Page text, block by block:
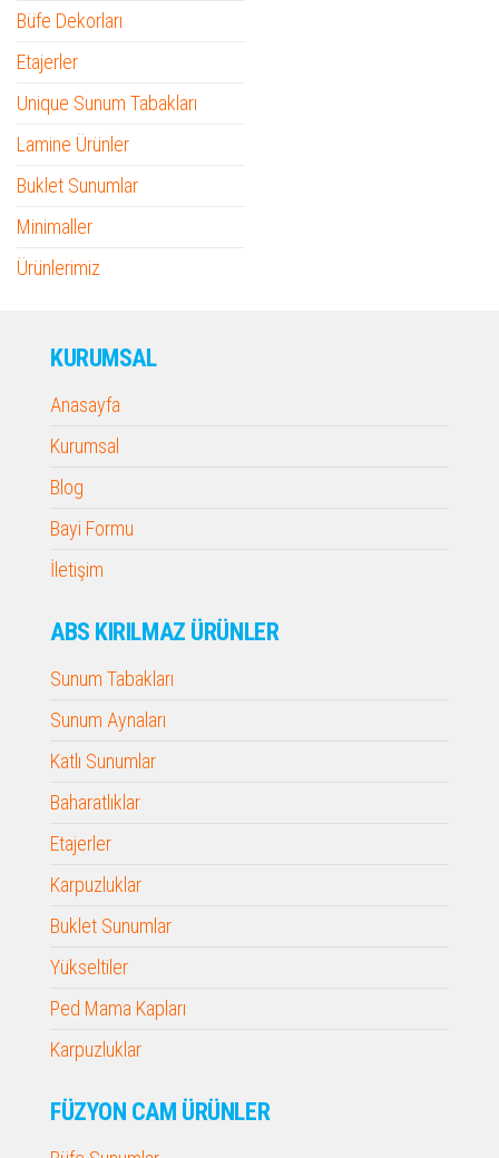
Büfe Dekorları
Etajerler
Unique Sunum Tabakları
Lamine Ürünler
Buklet Sunumlar
Minimaller
Ürünlerimiz
KURUMSAL
Anasayfa
Kurumsal
Blog
Bayi Formu
İletişim
ABS KIRILMAZ ÜRÜNLER
Sunum Tabakları
Sunum Aynaları
Katlı Sunumlar
Baharatlıklar
Etajerler
Karpuzluklar
Buklet Sunumlar
Yükseltiler
Ped Mama Kapları
Karpuzluklar
FÜZYON CAM ÜRÜNLER